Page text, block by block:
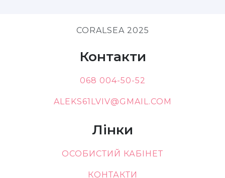
CORALSEA 2025
Контакти
068 004-50-52
ALEKS61LVIV@GMAIL.COM
Лінки
ОСОБИСТИЙ КАБІНЕТ
КОНТАКТИ